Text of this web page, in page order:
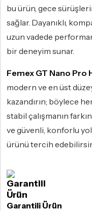
bu ürün, gece
sağlar. Dayanıklı,
uzun vadede
bir deneyim sunar.
Femex GT Nano Pro
modern ve en üst
kazandırın; böylece
stabil çalışmanın
ve güvenli, konforlu
ürünü tercih
Garantili Ürün